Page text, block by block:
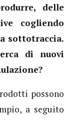
delle
cogliendo
sottotraccia.
di nuovi
possono
a seguito